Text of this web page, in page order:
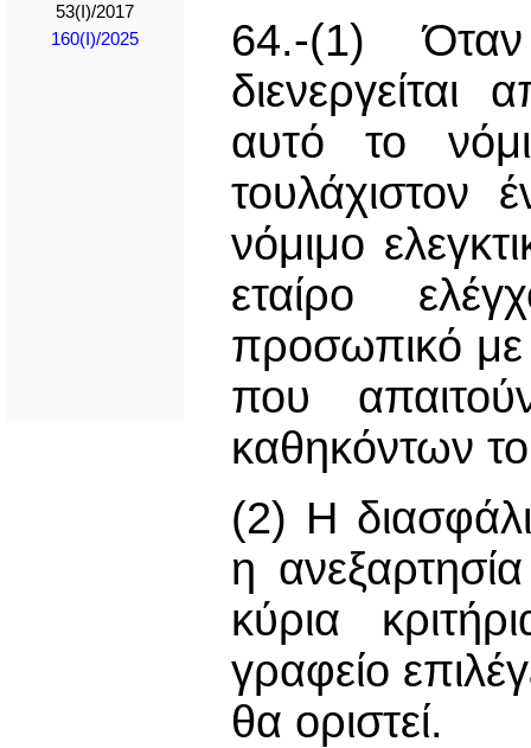
53(I)/2017
160(I)/2025
64.-(1)
διενεργείται
αυτό το
τουλάχιστον
νόμιμο
εταίρο
προσωπικό με
που
καθηκόντων
(2) Η
η
κύρια
γραφείο
θα οριστεί.